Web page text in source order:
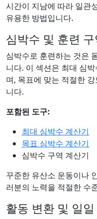
시간이 지남에 따라 일관
유용한 방법입니다.
심박수 및 훈련 구
심박수로 훈련하는 것은
니다. 이 섹션은 최대 심
며, 목표에 맞는 적절한
니다.
포함된 도구:
최대 심박수 계산기
목표 심박수 계산기
심박수 구역 계산기
꾸준한 유산소 운동이나
러분의 노력을 적절한 수
활동 변환 및 일일